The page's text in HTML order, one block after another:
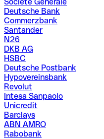
Deutsche Bank
Commerzbank
Santander
N26
DKB AG
HSBC
Deutsche Postbank
Hypovereinsbank
Revolut
Intesa Sanpaolo
Unicredit
Barclays
ABN AMRO
Rabobank